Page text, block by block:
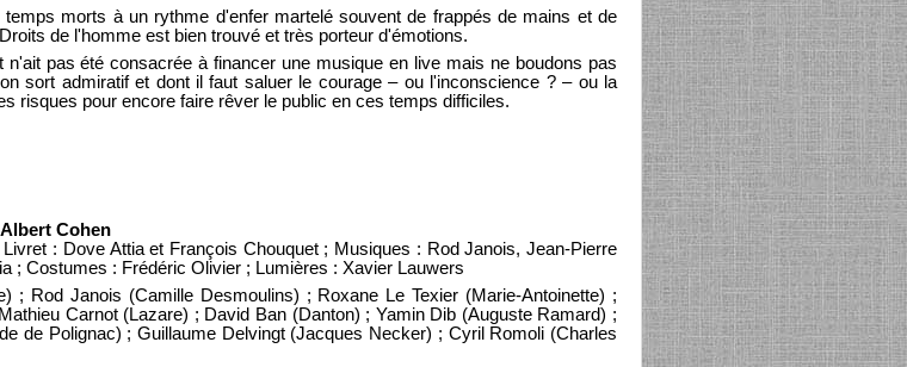
morts à un rythme d'enfer martelé souvent de frappés de mains et de
de l'homme est bien trouvé et très porteur d'émotions.
pas été consacrée à financer une musique en live mais ne boudons pas
sort admiratif et dont il faut saluer le courage – ou l'inconscience ? – ou la
risques pour encore faire rêver le public en ces temps difficiles.
Cohen
: Dove Attia et François Chouquet ; Musiques : Rod Janois, Jean-Pierre
; Costumes : Frédéric Olivier ; Lumières : Xavier Lauwers
; Rod Janois (Camille Desmoulins) ; Roxane Le Texier (Marie-Antoinette) ;
Carnot (Lazare) ; David Ban (Danton) ; Yamin Dib (Auguste Ramard) ;
de Polignac) ; Guillaume Delvingt (Jacques Necker) ; Cyril Romoli (Charles